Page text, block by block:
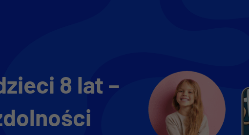
8 lat –